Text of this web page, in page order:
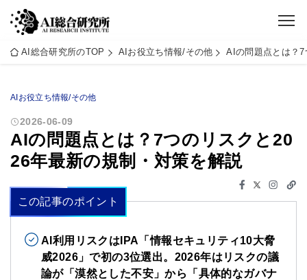
AI総合研究所のTOP AIお役立ち情報/その他 AIの問題点とは？
AIお役立ち情報/その他
2026-06-09
AIの問題点とは？7つのリスクと20
26年最新の規制・対策を解説
この記事のポイント
AI利用リスクはIPA「情報セキュリティ10大脅
威2026」で初の3位選出。2026年はリスクの議
論が「漠然とした不安」から「具体的なガバナ